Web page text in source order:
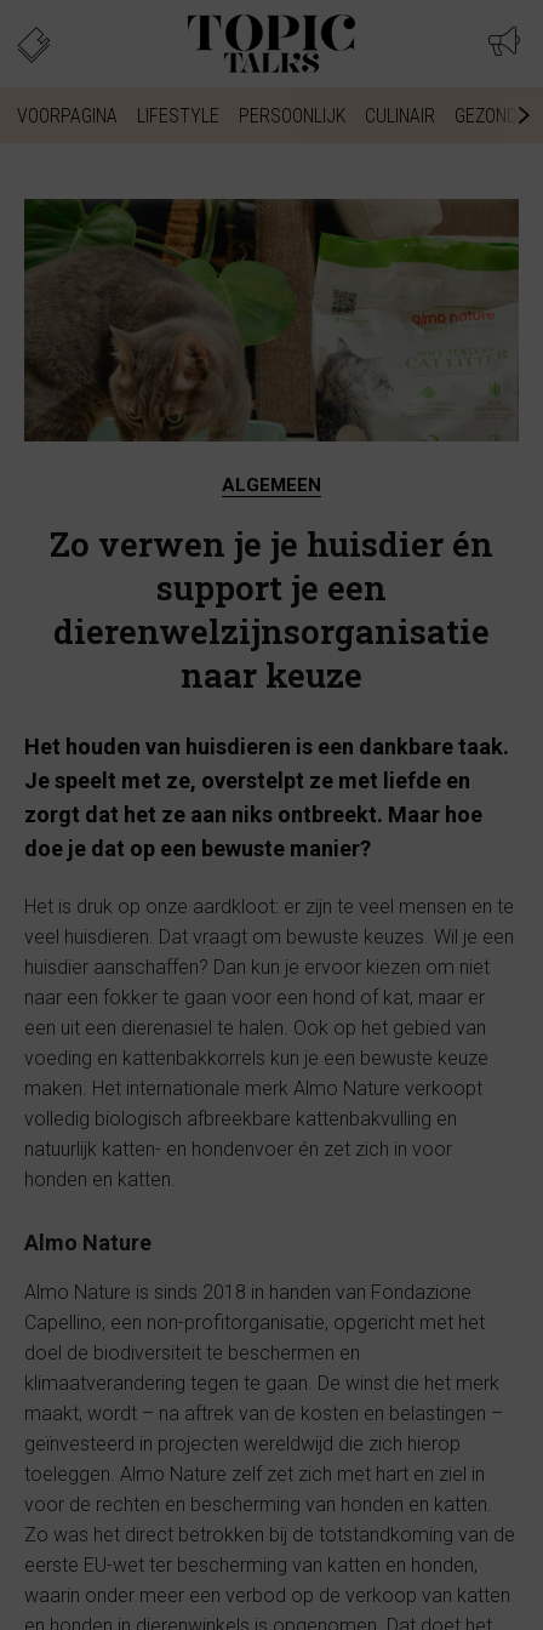
VOORPAGINA LIFESTYLE PERSOONLIJK CULINAIR
ALGEMEEN
Zo verwen je je huisdier én
support je een
dierenwelzijnsorganisatie
naar keuze
Het houden van huisdieren is een dankbare taak.
Je speelt met ze, overstelpt ze met liefde en
zorgt dat het ze aan niks ontbreekt. Maar hoe
doe je dat op een bewuste manier?
Het is druk op onze aardkloot: er zijn te veel mensen en te
veel huisdieren. Dat vraagt om bewuste keuzes. Wil je een
huisdier aanschaffen? Dan kun je ervoor kiezen om niet
naar een fokker te gaan voor een hond of kat, maar er
een uit een dierenasiel te halen. Ook op het gebied van
voeding en kattenbakkorrels kun je een bewuste keuze
maken. Het internationale merk Almo Nature verkoopt
volledig biologisch afbreekbare kattenbakvulling en
natuurlijk katten- en hondenvoer én zet zich in voor
honden en katten.
Almo Nature
Almo Nature is sinds 2018 in handen van Fondazione
Capellino, een non-profitorganisatie, opgericht met het
doel de biodiversiteit te beschermen en
klimaatverandering tegen te gaan. De winst die het merk
maakt, wordt – na aftrek van de kosten en belastingen –
geïnvesteerd in projecten wereldwijd die zich hierop
toeleggen. Almo Nature zelf zet zich met hart en ziel in
voor de rechten en bescherming van honden en katten.
Zo was het direct betrokken bij de totstandkoming van de
eerste EU-wet ter bescherming van katten en honden,
waarin onder meer een verbod op de verkoop van katten